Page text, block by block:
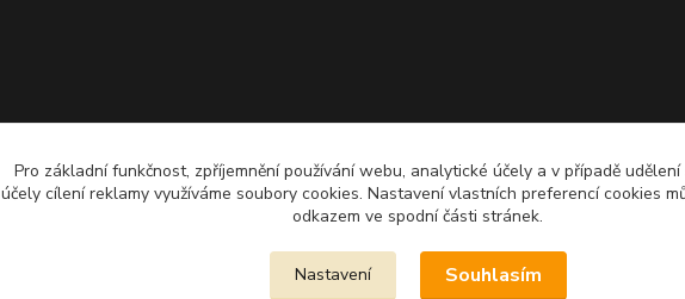
Pro základní funkčnost, zpříjemnění používání webu, analytické účely a v případě
účely cílení reklamy využíváme soubory cookies. Nastavení vlastních preferencí cookies
odkazem ve spodní části stránek.
Nastavení Souhlasím